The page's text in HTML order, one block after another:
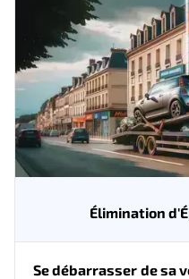
Élimination
Se débarrasser de sa